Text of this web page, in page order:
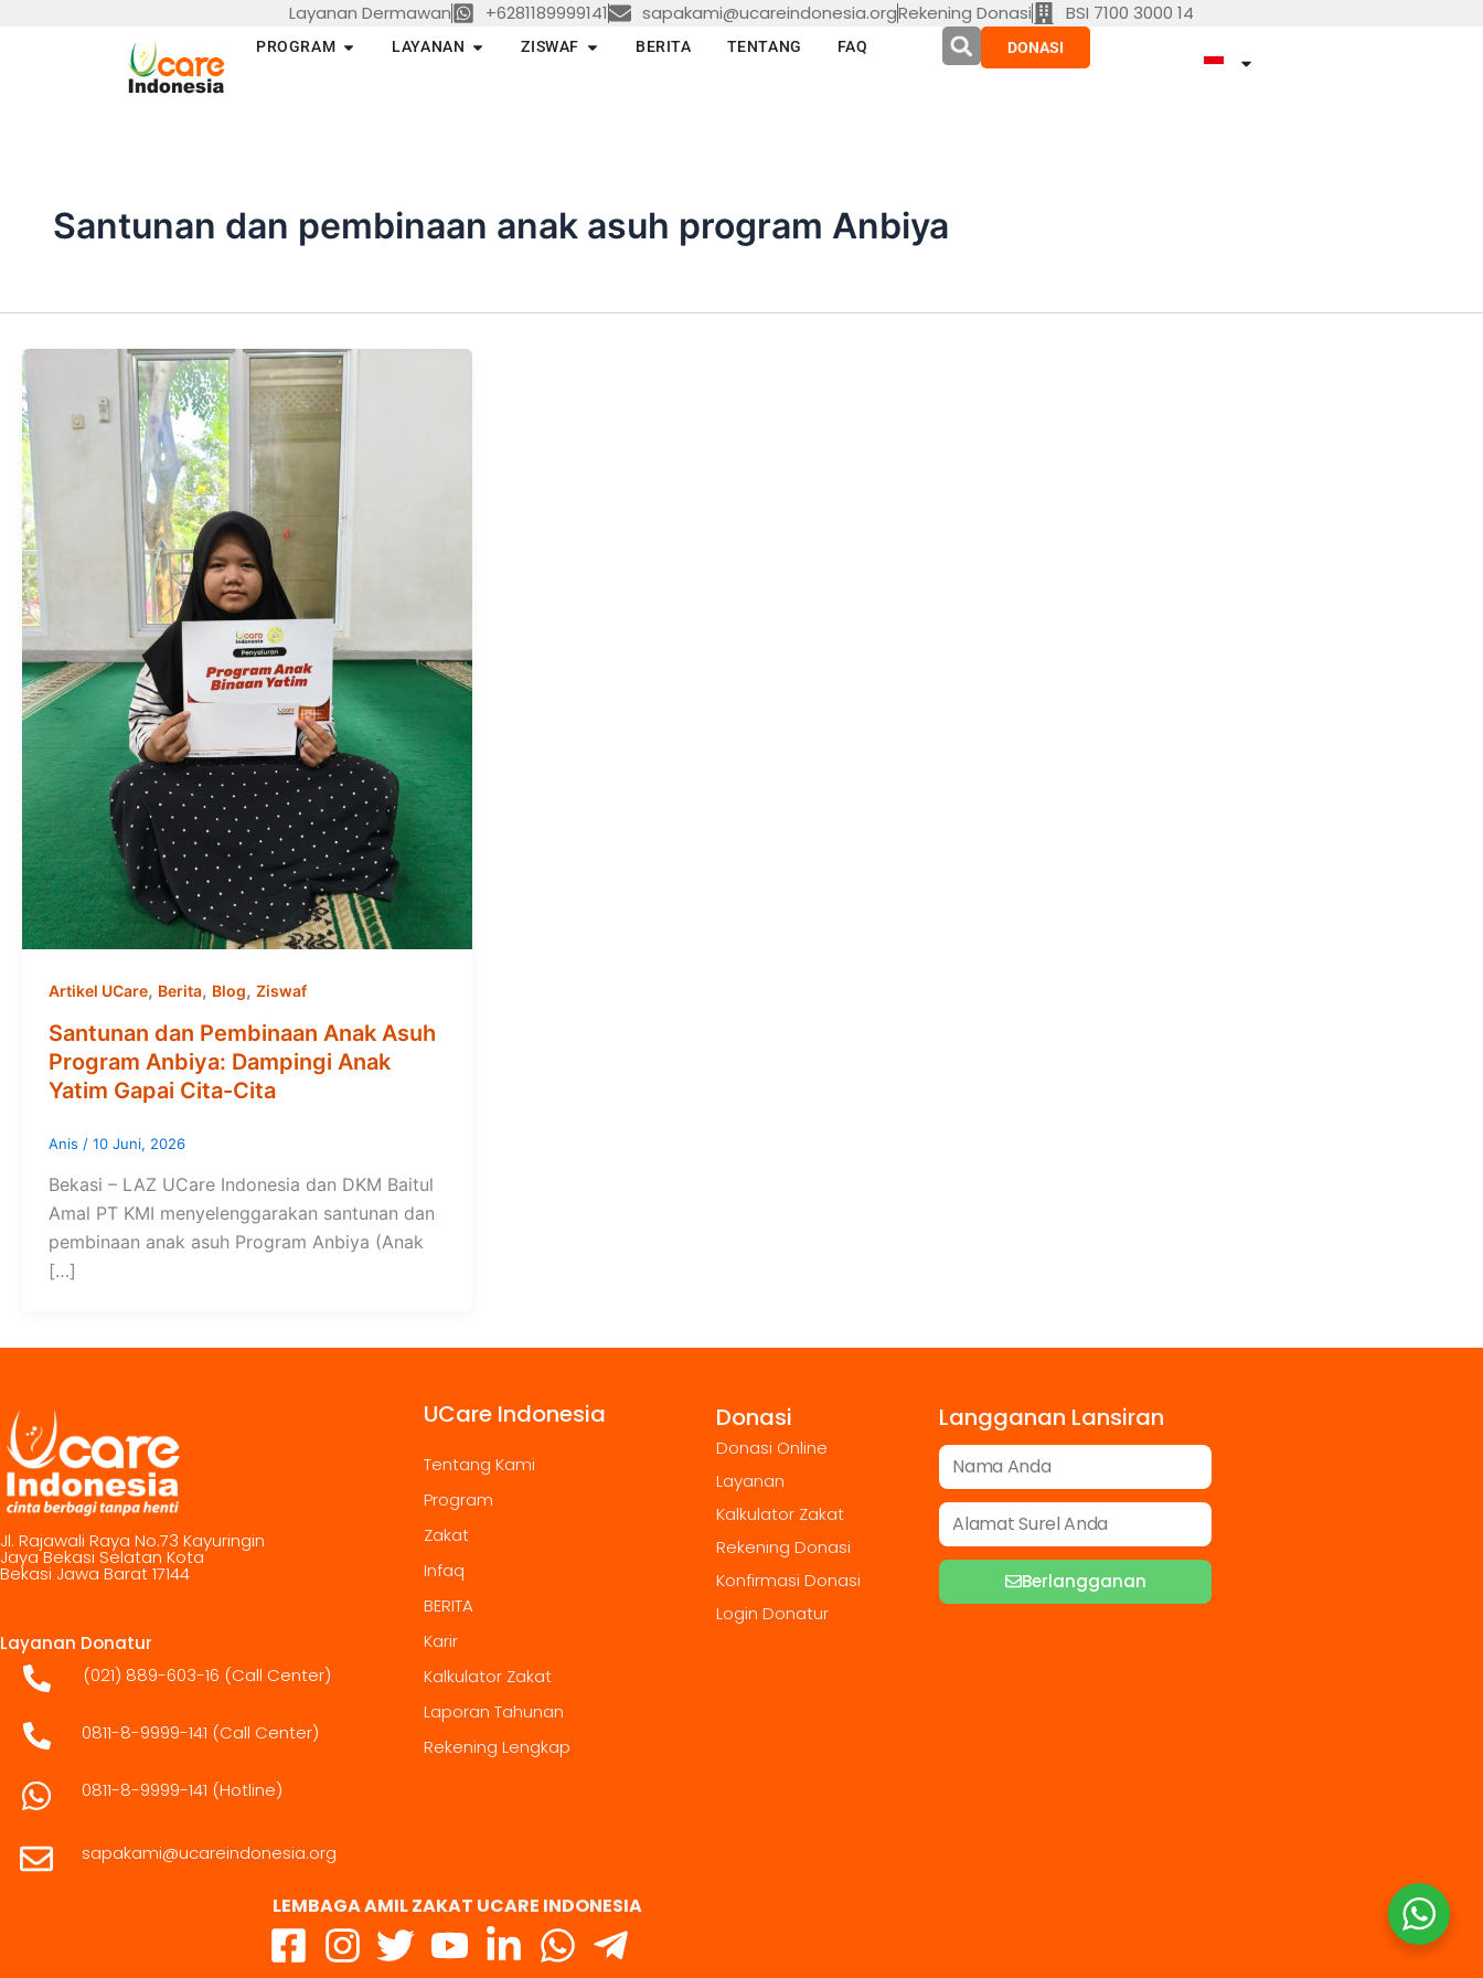
Layanan Dermawan +6281189999141 sapakami@ucareindonesia.orgRekening Donasi BSI 7100 3000 14
PROGRAM Open PROGRAM
LAYANAN Open LAYANAN
ZISWAF Open ZISWAF
BERITA TENTANG FAQ DONASI
Santunan dan pembinaan anak asuh program Anbiya
Artikel UCare, Berita, Blog, Ziswaf
Santunan dan Pembinaan Anak Asuh
Program Anbiya: Dampingi Anak
Yatim Gapai Cita-Cita
Anis / 10 Juni, 2026
Bekasi – LAZ UCare Indonesia dan DKM Baitul
Amal PT KMI menyelenggarakan santunan dan
pembinaan anak asuh Program Anbiya (Anak
[…]
Jl. Rajawali Raya No.73 Kayuringin
Jaya Bekasi Selatan Kota
Bekasi Jawa Barat 17144
Layanan Donatur
(021) 889-603-16 (Call Center)
0811-8-9999-141 (Call Center)
0811-8-9999-141 (Hotline)
sapakami@ucareindonesia.org
UCare Indonesia
Tentang Kami
Program
Zakat
Infaq
BERITA
Karir
Kalkulator Zakat
Laporan Tahunan
Rekening Lengkap
Donasi
Donasi Online
Layanan
Kalkulator Zakat
Rekening Donasi
Konfirmasi Donasi
Login Donatur
Langganan Lansiran
Berlangganan
LEMBAGA AMIL ZAKAT UCARE INDONESIA